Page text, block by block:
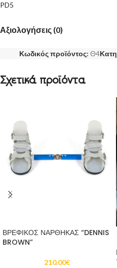
PD5
Αξιολογήσεις (0)
Κωδικός προϊόντος: Θ4
Σχετικά προϊόντα
ΒΡΕΦΙΚΟΣ ΝΑΡΘΗΚΑΣ “DENNIS
BROWN”
210.00€